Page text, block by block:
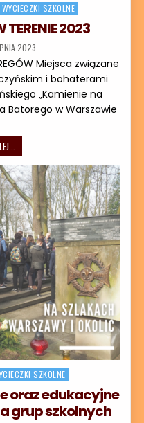
WYCIECZKI SZKOLNE
TERENIE 2023
2023
Miejsca związane
i bohaterami
„Kamienie na
Batorego w Warszawie
SZKOLNE
oraz edukacyjne
grup szkolnych